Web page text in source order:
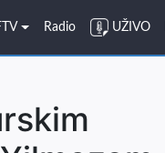
Radio UŽIVO